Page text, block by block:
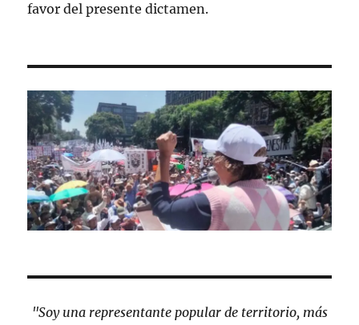
favor del presente dictamen.
"Soy una representante popular de territorio, más